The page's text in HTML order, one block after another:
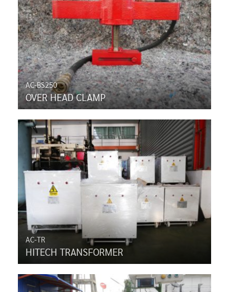
AC-BS250
OVER HEAD CLAMP
AC-TR
HITECH TRANSFORMER